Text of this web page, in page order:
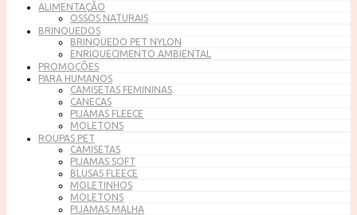
ALIMENTAÇÃO
OSSOS NATURAIS
BRINQUEDOS
BRINQUEDO PET NYLON
ENRIQUECIMENTO AMBIENTAL
PROMOÇÕES
PARA HUMANOS
CAMISETAS FEMININAS
CANECAS
PIJAMAS FLEECE
MOLETONS
ROUPAS PET
CAMISETAS
PIJAMAS SOFT
BLUSAS FLEECE
MOLETINHOS
MOLETONS
PIJAMAS MALHA